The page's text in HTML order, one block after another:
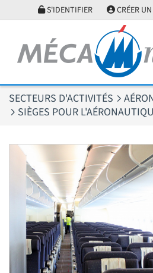
S'IDENTIFIER CRÉER
SECTEURS D'ACTIVITÉS
SIÈGES POUR
Panneau de gestion des cookies